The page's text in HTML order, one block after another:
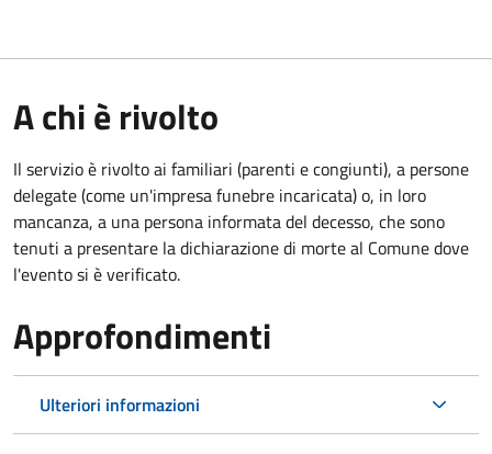
A chi è rivolto
Il servizio è rivolto ai familiari (parenti e congiunti), a persone
delegate (come un'impresa funebre incaricata) o, in loro
mancanza, a una persona informata del decesso, che sono
tenuti a presentare la dichiarazione di morte al Comune dove
l'evento si è verificato.
Approfondimenti
Ulteriori informazioni